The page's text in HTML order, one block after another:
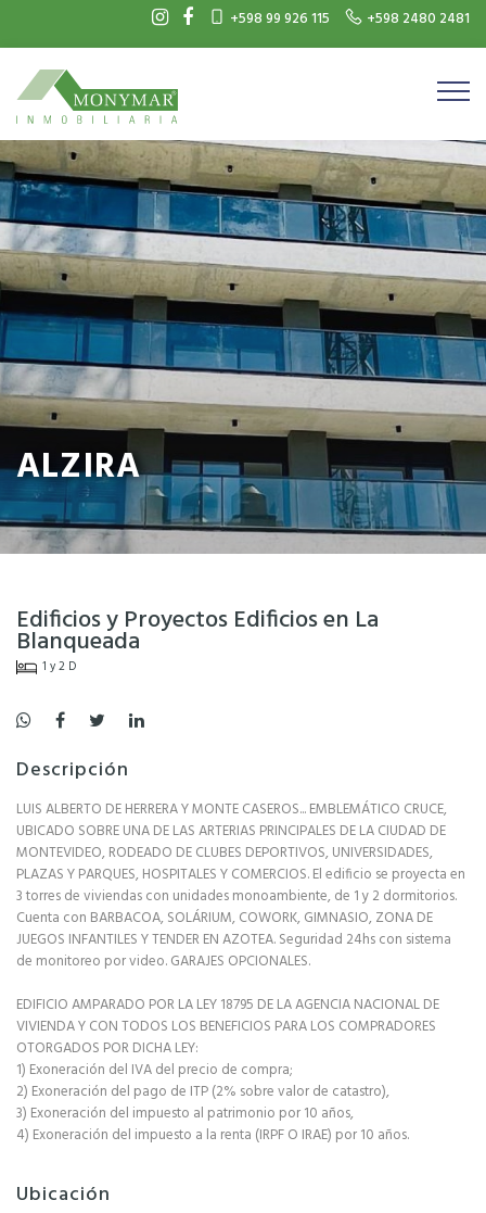
+598 99 926 115 +598 2480 2481
ALZIRA
Edificios y Proyectos Edificios en La
Blanqueada
1 y 2 D
Descripción
LUIS ALBERTO DE HERRERA Y MONTE CASEROS... EMBLEMÁTICO CRUCE,
UBICADO SOBRE UNA DE LAS ARTERIAS PRINCIPALES DE LA CIUDAD DE
MONTEVIDEO, RODEADO DE CLUBES DEPORTIVOS, UNIVERSIDADES,
PLAZAS Y PARQUES, HOSPITALES Y COMERCIOS. El edificio se proyecta en
3 torres de viviendas con unidades monoambiente, de 1 y 2 dormitorios.
Cuenta con BARBACOA, SOLÁRIUM, COWORK, GIMNASIO, ZONA DE
JUEGOS INFANTILES Y TENDER EN AZOTEA. Seguridad 24hs con sistema
de monitoreo por video. GARAJES OPCIONALES.
EDIFICIO AMPARADO POR LA LEY 18795 DE LA AGENCIA NACIONAL DE
VIVIENDA Y CON TODOS LOS BENEFICIOS PARA LOS COMPRADORES
OTORGADOS POR DICHA LEY:
1) Exoneración del IVA del precio de compra;
2) Exoneración del pago de ITP (2% sobre valor de catastro),
3) Exoneración del impuesto al patrimonio por 10 años,
4) Exoneración del impuesto a la renta (IRPF O IRAE) por 10 años.
Ubicación